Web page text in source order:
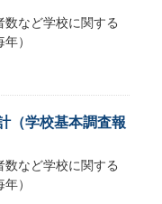
など学校に関する
）
（学校基本調査報
など学校に関する
）